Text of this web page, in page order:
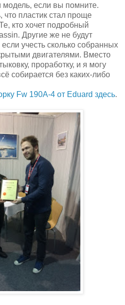
если вы помните.
что пластик стал проще
кто хочет подробный
Другие же не будут
учесть сколько собранных
двигателями. Вместо
проработку, и я могу
собирается без каких-либо
Fw 190A-4 от Eduard здесь.